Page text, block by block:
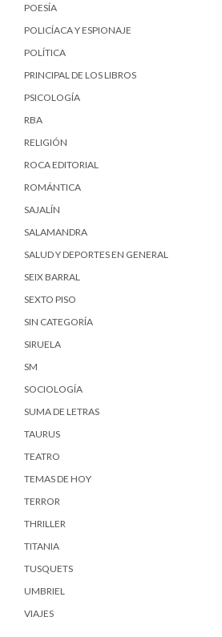
POESÍA
POLICÍACA Y ESPIONAJE
POLÍTICA
PRINCIPAL DE LOS LIBROS
PSICOLOGÍA
RBA
RELIGIÓN
ROCA EDITORIAL
ROMÁNTICA
SAJALÍN
SALAMANDRA
SALUD Y DEPORTES EN GENERAL
SEIX BARRAL
SEXTO PISO
SIN CATEGORÍA
SIRUELA
SM
SOCIOLOGÍA
SUMA DE LETRAS
TAURUS
TEATRO
TEMAS DE HOY
TERROR
THRILLER
TITANIA
TUSQUETS
UMBRIEL
VIAJES